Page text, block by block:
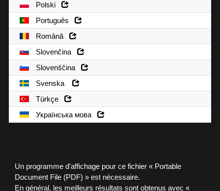
Polski
Português
Română
Slovenčina
Slovenščina
Svenska
Türkçe
Українська мова
Un programme d'affichage pour ce fichier « Portable
Document File (PDF) » est nécessaire.
En général, les meilleurs résultats sont obtenus avec «